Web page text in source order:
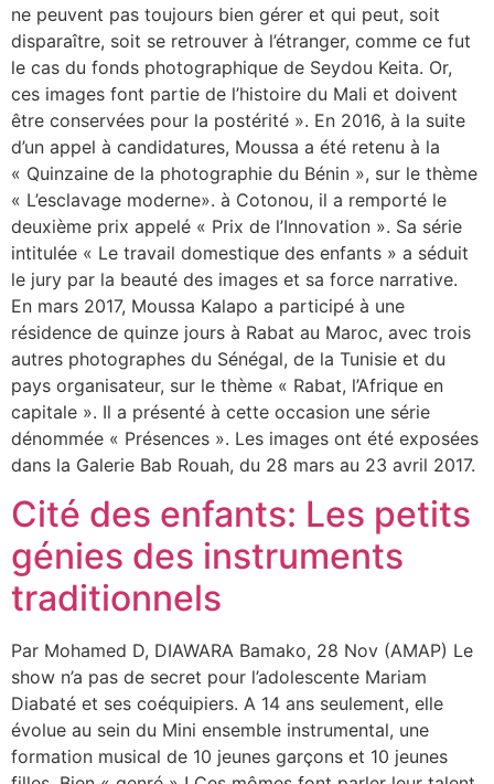
ne peuvent pas toujours bien gérer et qui peut, soit
disparaître, soit se retrouver à l’étranger, comme ce fut
le cas du fonds photographique de Seydou Keita. Or,
ces images font partie de l’histoire du Mali et doivent
être conservées pour la postérité ». En 2016, à la suite
d’un appel à candidatures, Moussa a été retenu à la
« Quinzaine de la photographie du Bénin », sur le thème
« L’esclavage moderne». à Cotonou, il a remporté le
deuxième prix appelé « Prix de l’Innovation ». Sa série
intitulée « Le travail domestique des enfants » a séduit
le jury par la beauté des images et sa force narrative.
En mars 2017, Moussa Kalapo a participé à une
résidence de quinze jours à Rabat au Maroc, avec trois
autres photographes du Sénégal, de la Tunisie et du
pays organisateur, sur le thème « Rabat, l’Afrique en
capitale ». Il a présenté à cette occasion une série
dénommée « Présences ». Les images ont été exposées
dans la Galerie Bab Rouah, du 28 mars au 23 avril 2017.
Cité des enfants: Les petits
génies des instruments
traditionnels
Par Mohamed D, DIAWARA Bamako, 28 Nov (AMAP) Le
show n’a pas de secret pour l’adolescente Mariam
Diabaté et ses coéquipiers. A 14 ans seulement, elle
évolue au sein du Mini ensemble instrumental, une
formation musical de 10 jeunes garçons et 10 jeunes